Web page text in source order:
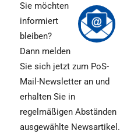
Sie möchten
informiert
bleiben?
Dann melden
Sie sich jetzt zum PoS-
Mail-Newsletter an und
erhalten Sie in
regelmäßigen Abständen
ausgewählte Newsartikel.